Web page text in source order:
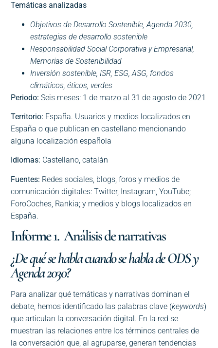
Temáticas analizadas
Objetivos de Desarrollo Sostenible, Agenda 2030,
estrategias de desarrollo sostenible
Responsabilidad Social Corporativa y Empresarial,
Memorias de Sostenibilidad
Inversión sostenible, ISR, ESG, ASG, fondos
climáticos, éticos, verdes
Periodo:Seis meses: 1 de marzo al 31 de agosto de 2021
Territorio: España. Usuarios y medios localizados en
España o que publican en castellano mencionando
alguna localización española
Idiomas: Castellano, catalán
Fuentes: Redes sociales, blogs, foros y medios de
comunicación digitales: Twitter, Instagram, YouTube;
ForoCoches, Rankia; y medios y blogs localizados en
España.
Informe 1. Análisis de narrativas
¿De qué se habla cuando se habla de ODS y
Agenda 2030?
Para analizar qué temáticas y narrativas dominan el
debate, hemos identificado las palabras clave (keywords)
que articulan la conversación digital. En la red se
muestran las relaciones entre los términos centrales de
la conversación que, al agruparse, generan tendencias